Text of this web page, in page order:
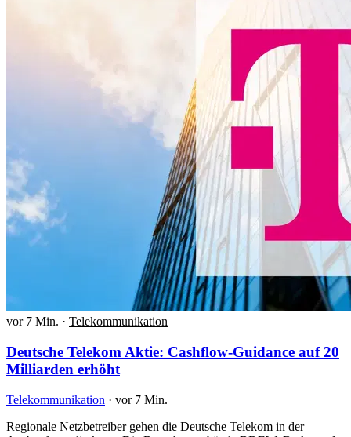
vor 7 Min. · Telekommunikation
Deutsche Telekom Aktie: Cashflow-Guidance auf 20
Milliarden erhöht
Telekommunikation · vor 7 Min.
Regionale Netzbetreiber gehen die Deutsche Telekom in der